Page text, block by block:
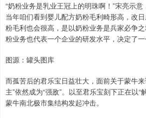
“奶粉业务是乳业王冠上的明珠啊！”宋亮示意
当年咱们看到婴儿配方奶粉毛利畸形高，改
粉毛利也会很高，是以奶粉业务是兵家必争
粉业务也代表一个企业的研发水平，决定了一
图源：罐头图库
而孤苦后的君乐宝日益壮大，面前关于蒙牛
主”依然成为“强敌”。以至君乐宝刻下正在以“
蒙牛南北极市集结构发起冲击。